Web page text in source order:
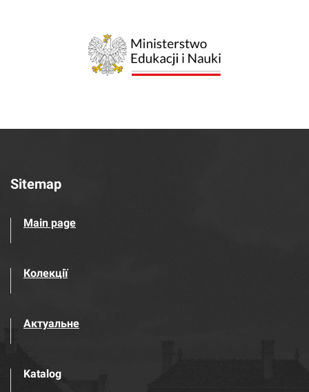
Sitemap
Main page
Колекції
Актуальне
Katalog